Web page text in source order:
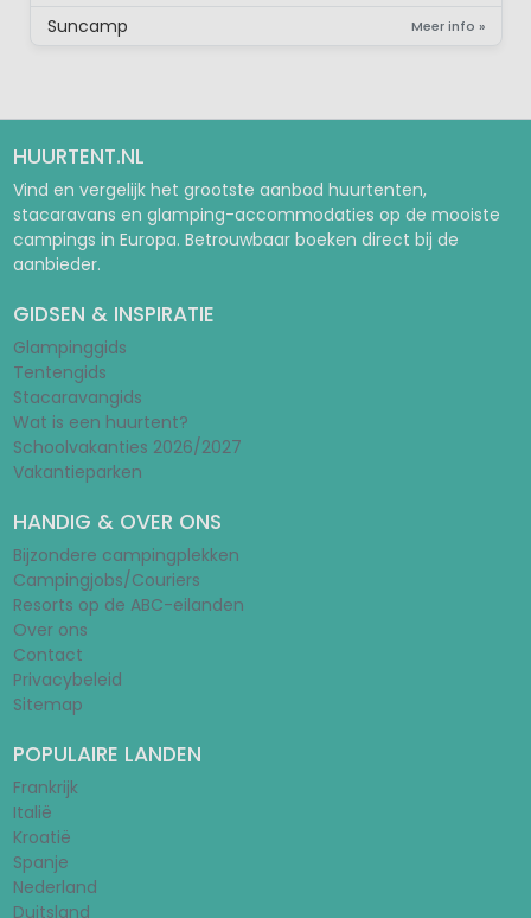
Suncamp Meer info »
HUURTENT.NL
Vind en vergelijk het grootste aanbod huurtenten,
stacaravans en glamping-accommodaties op de mooiste
campings in Europa. Betrouwbaar boeken direct bij de
aanbieder.
GIDSEN & INSPIRATIE
Glampinggids
Tentengids
Stacaravangids
Wat is een huurtent?
Schoolvakanties 2026/2027
Vakantieparken
HANDIG & OVER ONS
Bijzondere campingplekken
Campingjobs/Couriers
Resorts op de ABC-eilanden
Over ons
Contact
Privacybeleid
Sitemap
POPULAIRE LANDEN
Frankrijk
Italië
Kroatië
Spanje
Nederland
Duitsland